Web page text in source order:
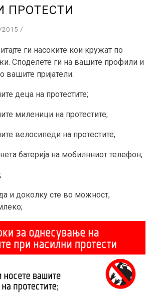
ПРОТЕСТИ
ги насоките кои кружат по
Споделете ги на вашите профили и
вашите пријатели.
деца на протестите;
миленици на протестите;
велосипеди на протестите;
батерија на мобилнниот телефон;
и доколку сте во можност,